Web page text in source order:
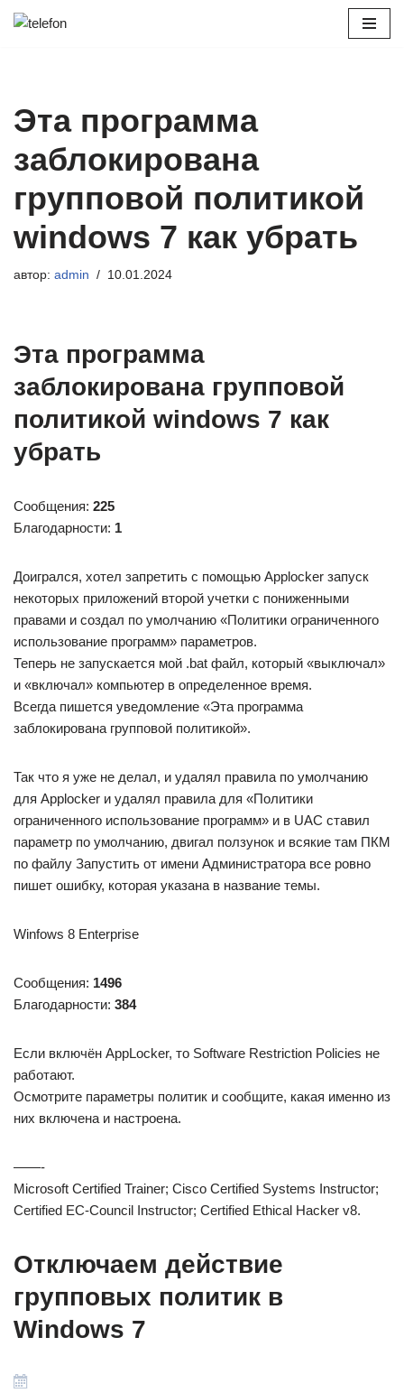
Эта программа
заблокирована
групповой политикой
windows 7 как убрать
автор: admin 10.01.2024
Эта программа
заблокирована групповой
политикой windows 7 как
убрать
Сообщения: 225
Благодарности: 1
Доигрался, хотел запретить с помощью Applocker запуск
некоторых приложений второй учетки с пониженными
правами и создал по умолчанию «Политики ограниченного
использование программ» параметров.
Теперь не запускается мой .bat файл, который «выключал»
и «включал» компьютер в определенное время.
Всегда пишется уведомление «Эта программа
заблокирована групповой политикой».
Так что я уже не делал, и удалял правила по умолчанию
для Applocker и удалял правила для «Политики
ограниченного использование программ» и в UAC ставил
параметр по умолчанию, двигал ползунок и всякие там ПКМ
по файлу Запустить от имени Администратора все ровно
пишет ошибку, которая указана в название темы.
Winfows 8 Enterprise
Сообщения: 1496
Благодарности: 384
Если включён AppLocker, то Software Restriction Policies не
работают.
Осмотрите параметры политик и сообщите, какая именно из
них включена и настроена.
——-
Microsoft Certified Trainer; Cisco Certified Systems Instructor;
Certified EC-Council Instructor; Certified Ethical Hacker v8.
Отключаем действие
групповых политик в
Windows 7